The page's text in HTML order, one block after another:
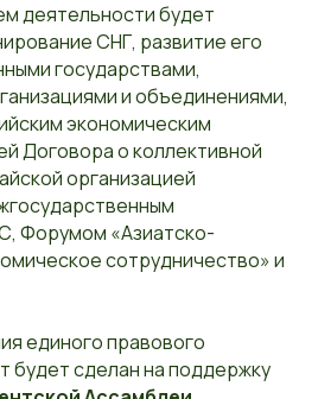
деятельности будет
СНГ, развитие его
государствами,
и объединениями,
экономическим
Договора о коллективной
организацией
Форумом «Азиатско-
сотрудничество» и
единого правового
будет сделан на поддержку